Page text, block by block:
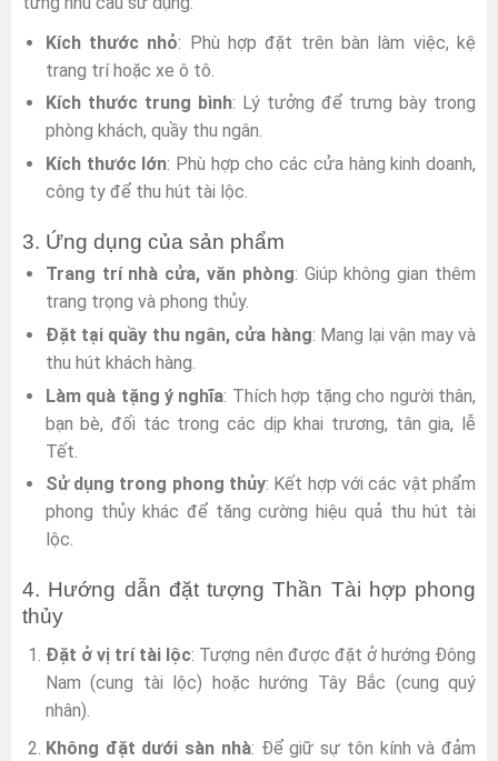
Kích thước nhỏ: Phù hợp đặt trên bàn làm việc, kệ
trang trí hoặc xe ô tô.
Kích thước trung bình: Lý tưởng để trưng bày trong
phòng khách, quầy thu ngân.
Kích thước lớn: Phù hợp cho các cửa hàng kinh doanh,
công ty để thu hút tài lộc.
3. Ứng dụng của sản phẩm
Trang trí nhà cửa, văn phòng: Giúp không gian thêm
trang trọng và phong thủy.
Đặt tại quầy thu ngân, cửa hàng: Mang lại vận may và
thu hút khách hàng.
Làm quà tặng ý nghĩa: Thích hợp tặng cho người thân,
bạn bè, đối tác trong các dịp khai trương, tân gia, lễ
Tết.
Sử dụng trong phong thủy: Kết hợp với các vật phẩm
phong thủy khác để tăng cường hiệu quả thu hút tài
lộc.
4. Hướng dẫn đặt tượng Thần Tài hợp phong
thủy
Đặt ở vị trí tài lộc: Tượng nên được đặt ở hướng Đông
Nam (cung tài lộc) hoặc hướng Tây Bắc (cung quý
nhân).
Không đặt dưới sàn nhà: Để giữ sự tôn kính và đảm